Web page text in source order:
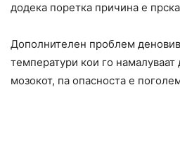
додека поретка причина е
Дополнителен проблем
температури кои го намалуваат
мозокот, па опасноста е